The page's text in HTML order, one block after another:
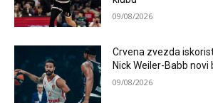
09/08/2026
Crvena zvezda
Nick Weiler-Babb
09/08/2026